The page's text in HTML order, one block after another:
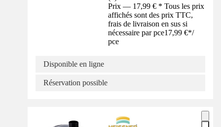
Prix — 17,99 € * Tous les prix
affichés sont des prix TTC,
frais de livraison en sus si
nécessaire par pce17,99 €*/
pce
Disponible en ligne
Réservation possible